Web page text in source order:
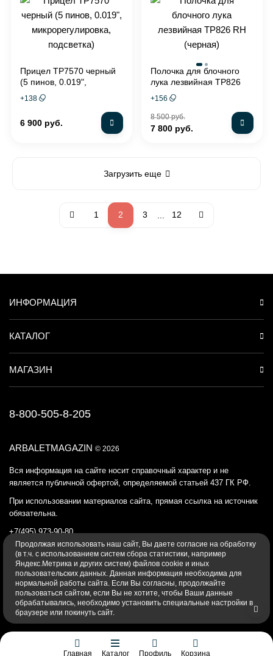
Прицел TP7570 черный
(5 пинов, 0.019",
микрорегулировка,
подсветка)
+138
6 900 руб.
Полочка для блочного
лука лезвийная TP826
RH (черная)
+156
8 500 руб.
7 800 руб.
Загрузить еще
1 2 3 12
ARBALETMAGAZIN © 2026
Вся информация на сайте носит справочный характер и не
является публичной офертой, определяемой статьей 437 ГК РФ.
При использовании материалов сайта, прямая ссылка на источник
обязательна.
+7(495) 973-90-80
Политика конфиденциальности
ИНФОРМАЦИЯ
КАТАЛОГ
МАГАЗИН
8-800-505-8-205
Главная Каталог Профиль Корзина
Продолжая использовать наш cайт, Вы даете согласие на обработку
(в т.ч. с использованием систем сбора статистики, например
Яндекс.Метрика и других систем) файлов cookie и иных
пользовательских данных. Данная информация необходима для
нормальной работы сайта. Если Вы согласны, продолжайте
пользоваться сайтом, если Вы не хотите, чтобы Ваши данные
обрабатывались, необходимо установить специальные настройки в
браузере или покинуть сайт.